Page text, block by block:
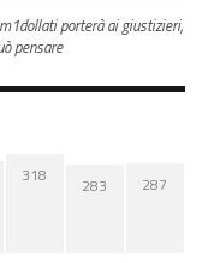
porterà ai giustizieri,
pensare
318 283 287